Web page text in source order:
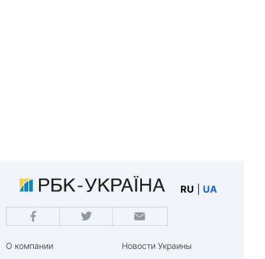
RU UA
О компании
Новости Украины